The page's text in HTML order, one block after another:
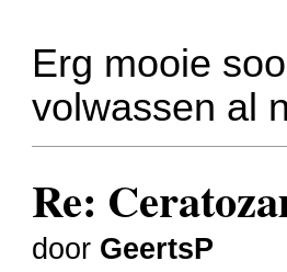
Erg mooie
volwassen al
Re:
door GeertsP